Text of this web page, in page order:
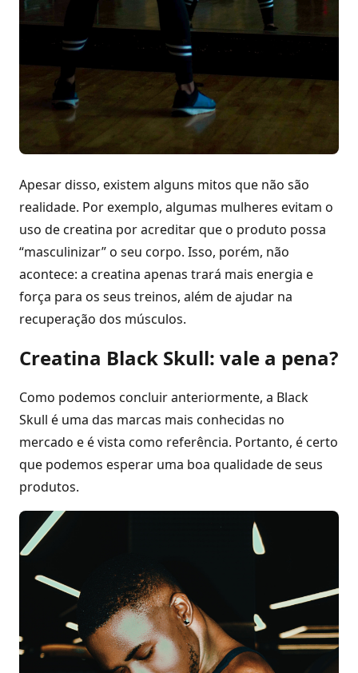
Apesar disso, existem alguns mitos que não são
realidade. Por exemplo, algumas mulheres evitam o
uso de creatina por acreditar que o produto possa
“masculinizar” o seu corpo. Isso, porém, não
acontece: a creatina apenas trará mais energia e
força para os seus treinos, além de ajudar na
recuperação dos músculos.
Creatina Black Skull: vale a pena?
Como podemos concluir anteriormente, a Black
Skull é uma das marcas mais conhecidas no
mercado e é vista como referência. Portanto, é certo
que podemos esperar uma boa qualidade de seus
produtos.